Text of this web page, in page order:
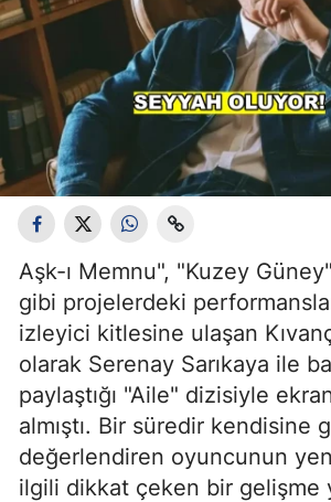
Aşk-ı Memnu", "Kuzey
gibi projelerdeki
izleyici kitlesine ulaşan
olarak Serenay Sarıkaya ile
paylaştığı "Aile" dizisiyle
almıştı. Bir süredir kendisine
değerlendiren oyuncunun
ilgili dikkat çeken bir gelişme